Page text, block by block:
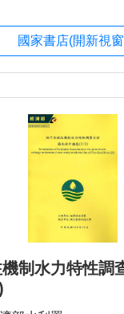
國家書店(開新視
制水力特性調